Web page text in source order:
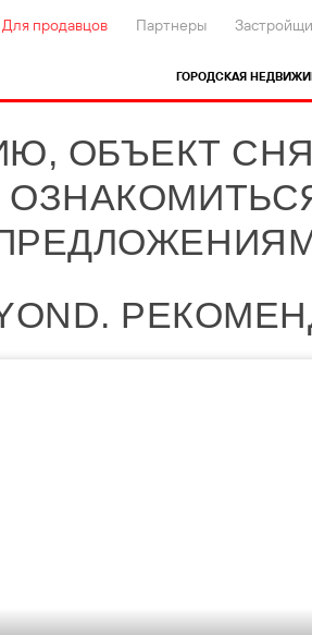
Для продавцов Партнеры
ГОРОДСКАЯ
ОБЪЕКТ